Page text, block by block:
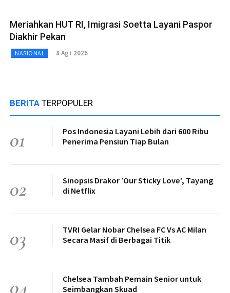
Meriahkan HUT RI, Imigrasi Soetta Layani Paspor
Diakhir Pekan
NASIONAL 8 Agt 2026
BERITA TERPOPULER
01
Pos Indonesia Layani Lebih dari 600 Ribu
Penerima Pensiun Tiap Bulan
02
Sinopsis Drakor ‘Our Sticky Love’, Tayang
di Netflix
03
TVRI Gelar Nobar Chelsea FC Vs AC Milan
Secara Masif di Berbagai Titik
04
Chelsea Tambah Pemain Senior untuk
Seimbangkan Skuad